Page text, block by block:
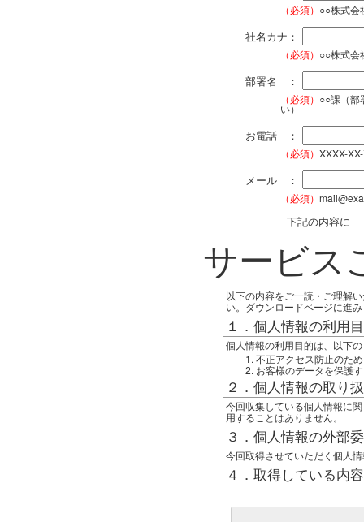
（必須） ○○株式会
社名カナ：
（必須） ○○株式会
部署名 ：
（必須） ○○課（部
い）
お電話 ：
（必須） XXXX-
メール ：
（必須）
下記の内容に
サービス
以下の内容をご一読・ご理解
い。ダウンロードページに進
１．個人情報の利用
個人情報の利用目的は、以下
不正アクセス防止のため
お客様のデータを保護
２．個人情報の取り
今回収集している個人情報に
用することはありません。
３．個人情報の外部
今回取得させていただく個人
４．取得している内
今回取得している個人情報は
任意の名前